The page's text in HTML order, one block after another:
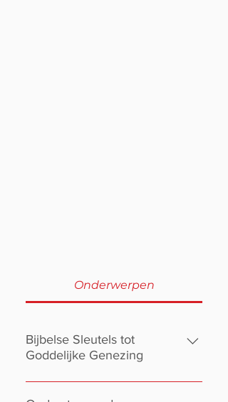
Onderwerpen
Bijbelse Sleutels tot
Goddelijke Genezing
Een overzicht van fundamentele,